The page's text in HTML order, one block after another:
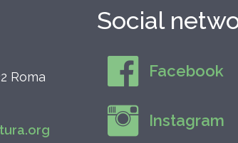
Roma
Social
Facebook
Instagram